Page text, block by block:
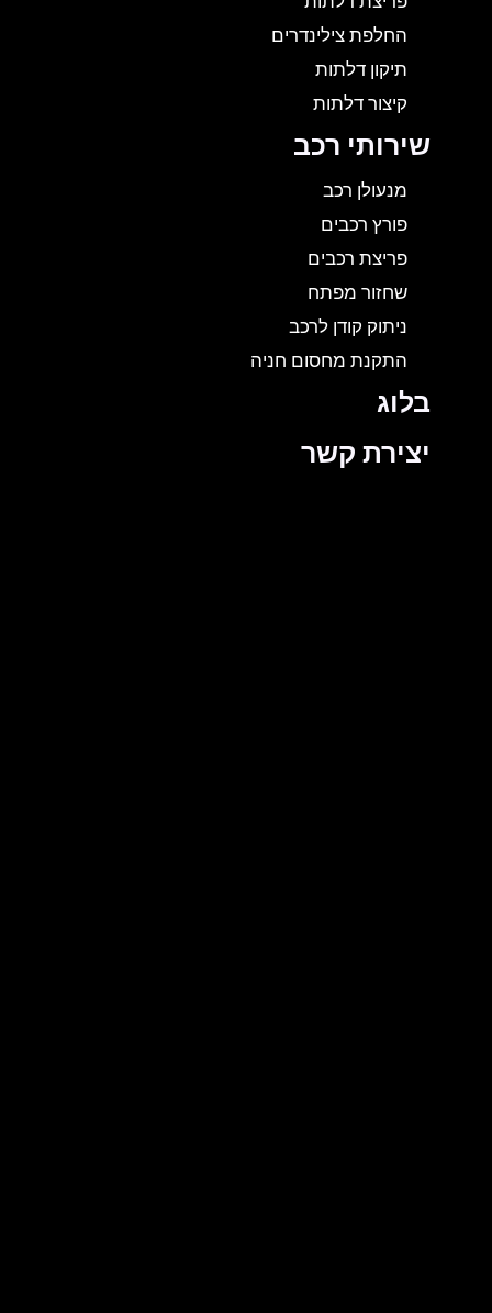
החלפת צילינדרים
תיקון דלתות
קיצור דלתות
שירותי רכב
מנעולן רכב
פורץ רכבים
פריצת רכבים
שחזור מפתח
ניתוק קודן לרכב
התקנת מחסום חניה
בלוג
יצירת קשר